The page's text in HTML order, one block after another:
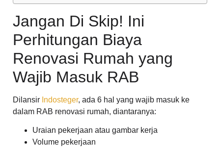
Jangan Di Skip! Ini
Perhitungan Biaya
Renovasi Rumah yang
Wajib Masuk RAB
Dilansir Indosteger, ada 6 hal yang wajib masuk ke
dalam RAB renovasi rumah, diantaranya:
Uraian pekerjaan atau gambar kerja
Volume pekerjaan